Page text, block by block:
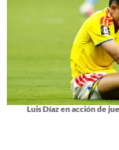
Luis Díaz en acción de